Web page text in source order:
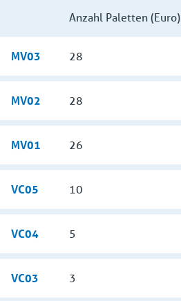
Anzahl Paletten (Euro)
MV03 28
MV02 28
MV01 26
VC05 10
VC04 5
VC03 3